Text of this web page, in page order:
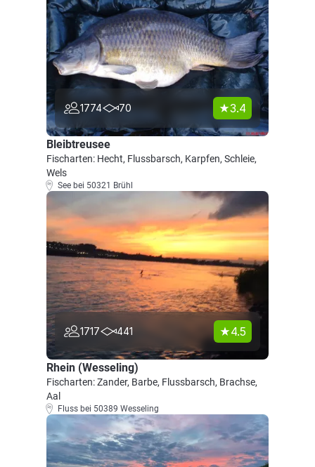
1774 70 3.4
Bleibtreusee
Fischarten: Hecht, Flussbarsch, Karpfen, Schleie,
Wels
See bei 50321 Brühl
1717 441 4.5
Rhein (Wesseling)
Fischarten: Zander, Barbe, Flussbarsch, Brachse,
Aal
Fluss bei 50389 Wesseling